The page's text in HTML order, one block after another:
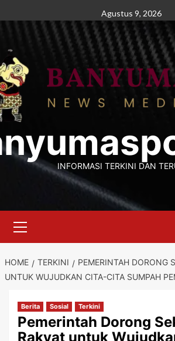
to
Agustus 9, 2026
INFORMASI TERKINI DAN
Menu
HOME TERKINI
PEMERINTAH DORONG
UNTUK WUJUDKAN CITA-CITA SUMPAH
Berita Sosial Terkini
Pemerintah Dorong
Rakyat untuk